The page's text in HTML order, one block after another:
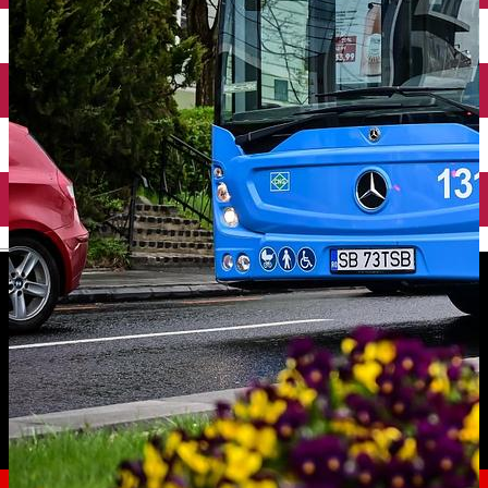
English